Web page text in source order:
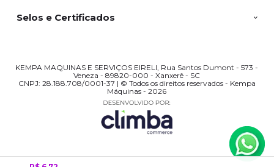
Selos e Certificados
KEMPA MAQUINAS E SERVIÇOS EIRELI, Rua Santos Dumont - 573 -
Veneza - 89820-000 - Xanxerê - SC
CNPJ: 28.188.708/0001-37 | © Todos os direitos reservados - Kempa
Máquinas - 2026